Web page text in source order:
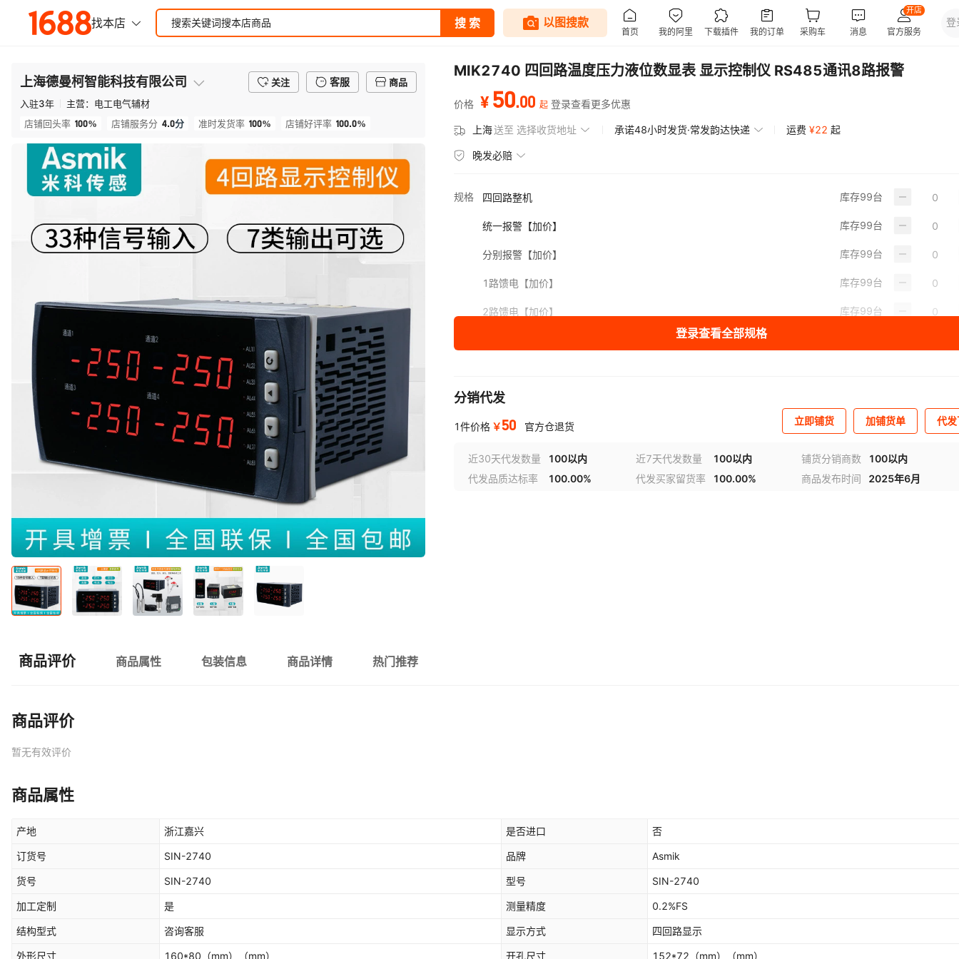
上海德曼柯智能科技有限公司 关注 客服
商品
入驻3年 主营： 电工电气辅材
店铺回头率 100% 店铺服务分 4.0分 准时发货率 100% 店铺好评率 100.0%
MIK2740 四回路温度压力液位数显表 显示控制仪 RS485通讯8路报警
价格 ¥ 50.00 起 登录查看更多优惠
上海送至 选择收货地址 承诺48小时发货·常发韵达快递 运费 ¥22 起
晚发必赔
规格 四回路整机 库存99台
统一报警【加价】 库存99台
分别报警【加价】 库存99台
1路馈电【加价】 库存99台
2路馈电【加价】 库存99台
分别变送输出【加价】
登录查看全部规格
分销代发
1件价格 ￥50 官方仓退货 立即铺货 加铺货单 代
近30天代发数量 100以内 近7天代发数量 100以内 铺货分销商数
100以内
代发品质达标率
100.00% 代发买家留货率 100.00% 商品发布时间 2025年6月
商品评价 商品属性 包装信息 商品详情 热门推荐
商品评价
暂无有效评价
商品属性
产地 浙江嘉兴 是否进口 否
订货号 SIN-2740 品牌 Asmik
货号 SIN-2740 型号 SIN-2740
加工定制 是 测量精度 0.2%FS
结构型式 咨询客服 显示方式 四回路显示
外形尺寸 160*80（mm） （mm） 开孔尺寸 152*72（mm） （mm）